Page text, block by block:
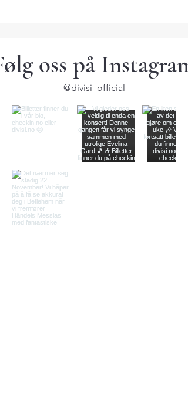
oss på Instagram
@divisi_official